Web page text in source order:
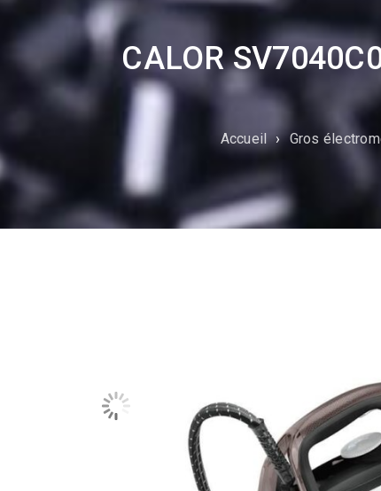
CALOR
Accueil › Gros